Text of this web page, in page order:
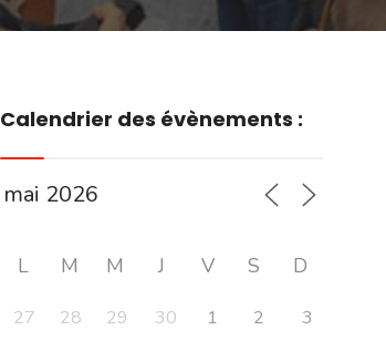
Calendrier des évènements :
L M M J V S D
27 28 29 30 1 2
3